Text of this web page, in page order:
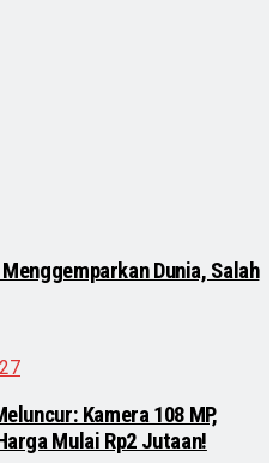
Dunia, Salah
Kamera 108 MP,
Mulai Rp2 Jutaan!